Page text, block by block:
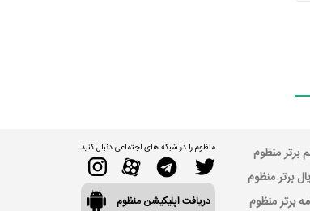
منظوم را در شبکه های اجتماعی دنبال کنید
دریافت اپلیکیشن منظوم